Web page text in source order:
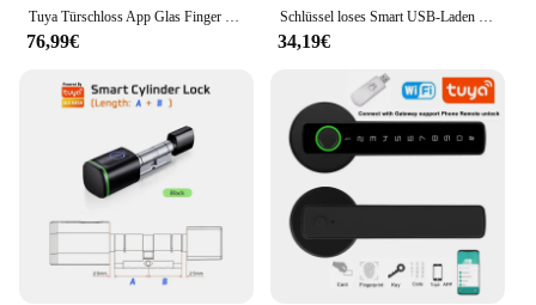
Tuya Türschloss App Glas Finger abdruck Bluetooth Smart Brille elektronische biometrische Türschloss 13,56 MHz RFID Fernbedienung entsperren
76,99€
Schlüssel loses Smart USB-Laden Finger abdrucks chloss Smart Vorhänge schloss wasserdichtes Türschloss 0,3 Sek. Entsperren Sie tragbares Diebstahls icherungs schloss Zink
34,19€